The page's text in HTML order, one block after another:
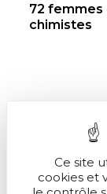
72 femmes
chimistes
Accueil >
Ce site
cookies et